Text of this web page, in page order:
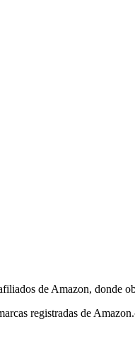
de Amazon, donde
registradas de